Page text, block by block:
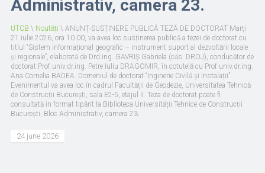
Administrativ, camera 23.
UTCB \ Noutăți \ ANUNȚ-SUSȚINERE PUBLICĂ TEZĂ DE DOCTORAT Marți
21 iulie 2026, ora 10.00, va avea loc susținerea publică a tezei de doctorat cu
titlul “Sistem informațional geografic – instrument suport al dezvoltării locale
și regionale”, elaborată de Drd.ing. GAVRIȘ Gabriela (căs. DROJ), conducător de
doctorat Prof.univ.dr.ing. Petre Iuliu DRAGOMIR, în cotutelă cu Prof.univ.dr.ing.
Ana Cornelia BADEA. Domeniul de doctorat “Inginerie Civilă și Instalații”.
Evenimentul va avea loc în cadrul Facultății de Geodezie, Universitatea Tehnică
de Construcții București, sala E2-5, etajul II. Teza de doctorat poate fi
consultată în format tipărit la Biblioteca Universității Tehnice de Construcții
București, Bloc Administrativ, camera 23.
24 june 2026